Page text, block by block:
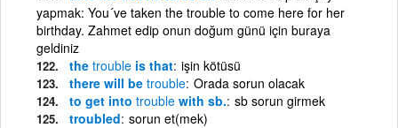
yapmak: You´ve taken the trouble to come here for her
birthday. Zahmet edip onun doğum günü için buraya
geldiniz
the trouble is that işin kötüsü
there will be trouble Orada sorun olacak
to get into trouble with sb. sb sorun girmek
troubled sorun et(mek)